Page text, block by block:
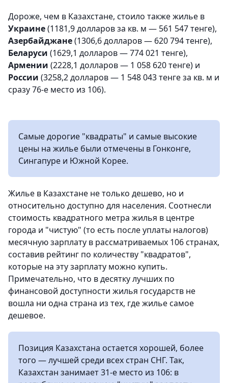
Дороже, чем в Казахстане, стоило также жилье в
Украине(1181,9 долларов за кв. м — 561 547 тенге),
Азербайджане(1306,6 долларов — 620 794 тенге),
Беларуси (1629,1 долларов — 774 021 тенге),
Армении (2228,1 долларов — 1 058 620 тенге) и
России (3258,2 долларов — 1 548 043 тенге за кв. м и
сразу 76-е место из 106).
Самые дорогие "квадраты" и самые высокие
цены на жилье были отмечены в Гонконге,
Сингапуре и Южной Корее.
Жилье в Казахстане не только дешево, но и
относительно доступно для населения. Соотнесли
стоимость квадратного метра жилья в центре
города и "чистую" (то есть после уплаты налогов)
месячную зарплату в рассматриваемых 106 странах,
составив рейтинг по количеству "квадратов",
которые на эту зарплату можно купить.
Примечательно, что в десятку лучших по
финансовой доступности жилья государств не
вошла ни одна страна из тех, где жилье самое
дешевое.
Позиция Казахстана остается хорошей, более
того — лучшей среди всех стран СНГ. Так,
Казахстан занимает 31-е место из 106: в